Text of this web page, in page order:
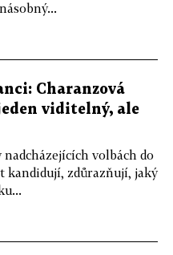
Charanzová
viditelný, ale
volbách do
kandidují, zdůrazňují, jaký